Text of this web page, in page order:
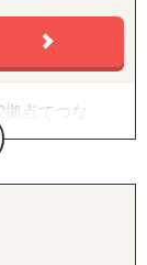
たお悩みの企
ティングにご
北米や欧州と
調査・分析に
に向けて、伴
拠点でつな
成功を"特
ョンに掲
・継続フェー
会社です。福